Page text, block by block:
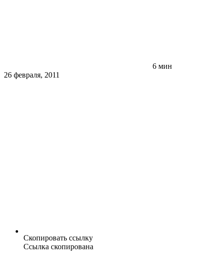
6 мин
26 февраля, 2011
Скопировать ссылку
Ссылка скопирована